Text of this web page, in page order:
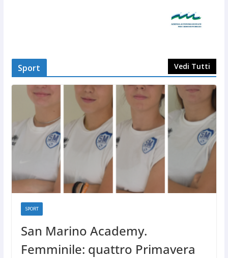
Sport Vedi Tutti
SPORT
San Marino Academy.
Femminile: quattro Primavera